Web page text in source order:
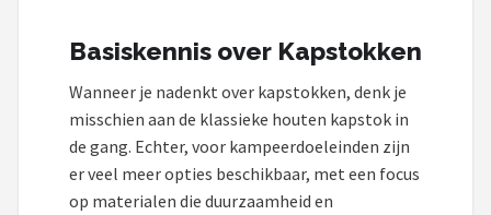
Basiskennis over Kapstokken
Wanneer je nadenkt over kapstokken, denk je
misschien aan de klassieke houten kapstok in
de gang. Echter, voor kampeerdoeleinden zijn
er veel meer opties beschikbaar, met een focus
op materialen die duurzaamheid en